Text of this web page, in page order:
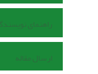
راهنمای
ارسال مقاله